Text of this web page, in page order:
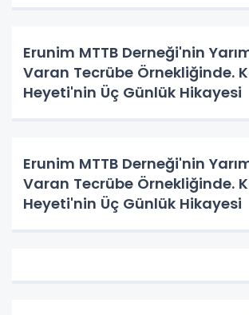
Erunim MTTB Derneği'nin
Varan Tecrübe Örnekliğinde.
Heyeti'nin Üç Günlük Hikayesi
Erunim MTTB Derneği'nin
Varan Tecrübe Örnekliğinde.
Heyeti'nin Üç Günlük Hikayesi